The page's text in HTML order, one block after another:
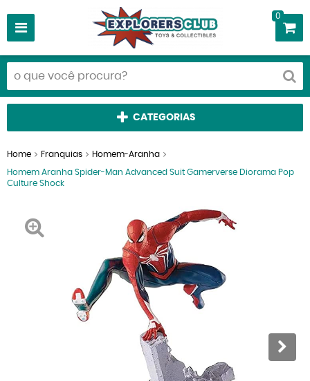
0
CATEGORIAS
Home Franquias Homem-Aranha
Homem Aranha Spider-Man Advanced Suit Gamerverse Diorama Pop
Culture Shock